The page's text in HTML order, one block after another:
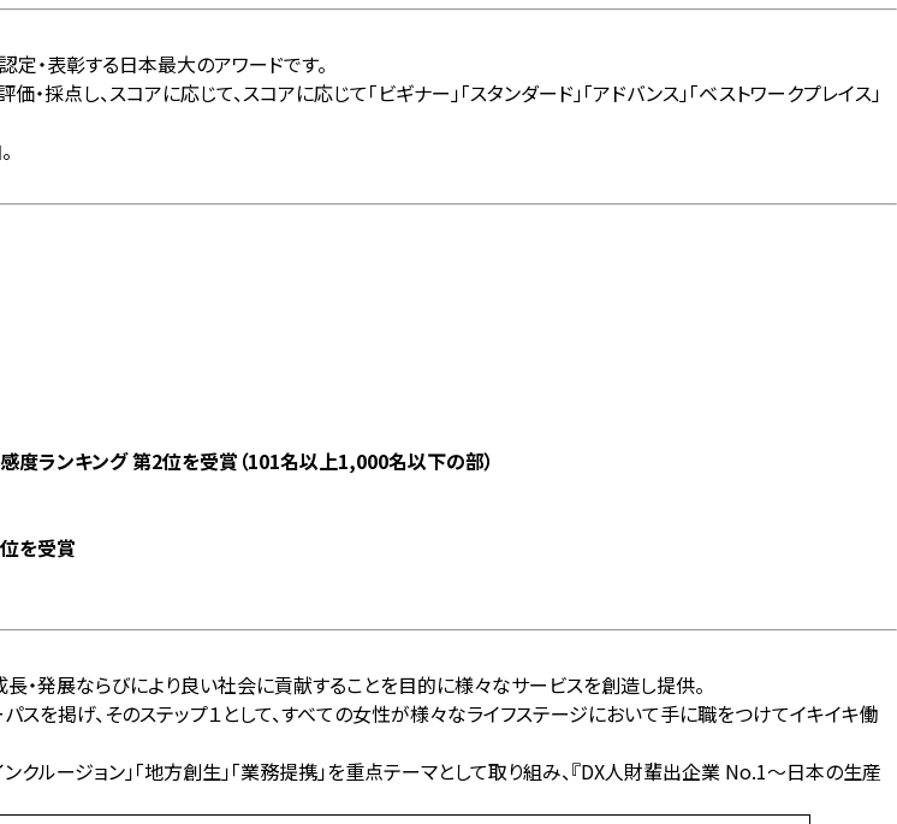
・表彰する日本最大のアワードです。
し、スコアに応じて、スコアに応じて「ビギナー」「スタンダード」「アドバンス」「ベストワークプレイス」
度ランキング 第2位を受賞（101名以上1,000名以下の部）
を受賞
・発展ならびにより良い社会に貢献することを目的に様々なサービスを創造し提供。
スを掲げ、そのステップ１として、すべての女性が様々なライフステージにおいて手に職をつけてイキイキ働
ルージョン」「地方創生」「業務提携」を重点テーマとして取り組み、『DX人財輩出企業 No.1～日本の生産